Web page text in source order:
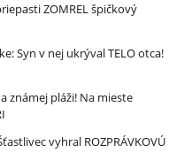
ZOMREL špičkový
Syn v nej ukrýval TELO otca!
známej pláži! Na mieste
vyhral ROZPRÁVKOVÚ